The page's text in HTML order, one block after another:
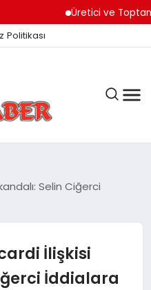
Üretici ve
Politikası
Selin Ciğerci
İlişkisi
İddialara